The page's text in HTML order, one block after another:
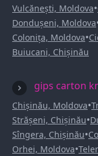
Vulcănești, Moldova•
Dondușeni, Moldova
Colonița, Moldova•
Buiucani, Chișinău
gips carton
Chișinău, Moldova•
Strășeni, Chișinău•
Sîngera, Chișinău•
Orhei, Moldova•